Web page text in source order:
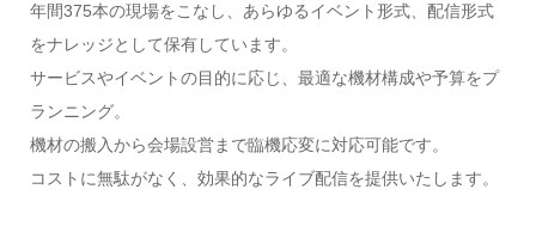
年間375本の現場をこなし、あらゆるイベント形式、配信形式
をナレッジとして保有しています。
サービスやイベントの目的に応じ、最適な機材構成や予算をプ
ランニング。
機材の搬入から会場設営まで臨機応変に対応可能です。
コストに無駄がなく、効果的なライブ配信を提供いたします。